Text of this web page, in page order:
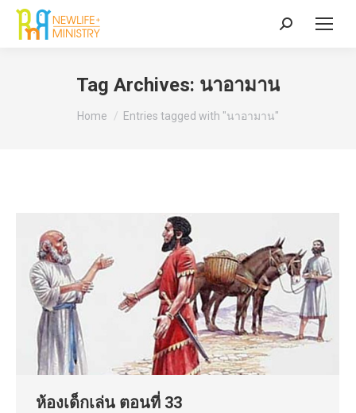
Search:
Tag Archives: นาอามาน
You are here:
Home Entries tagged with "นาอามาน"
ห้องเด็กเล่น ตอนที่ 33